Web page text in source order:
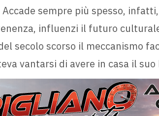
sempre più spesso,
influenzi il futuro
secolo scorso il meccanismo
vantarsi di avere in casa il